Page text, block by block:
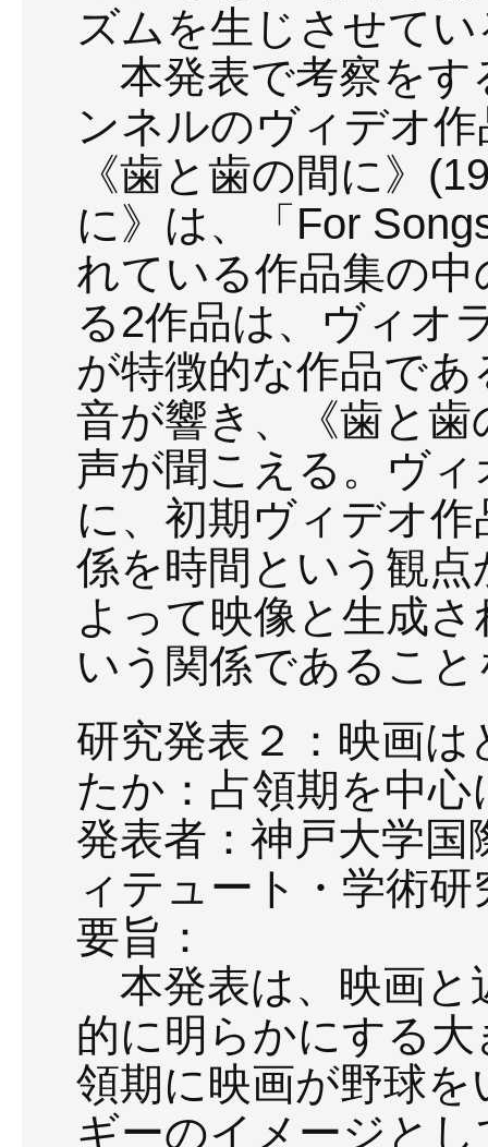
ズムを生じさせて
本発表で考察をす
ンネルのヴィデオ
《歯と歯の間に》
に》は、「For
れている作品集の
る2作品は、ヴィオ
が特徴的な作品で
音が響き、《歯と
声が聞こえる。ヴ
に、初期ヴィデオ
係を時間という観
よって映像と生成
いう関係であるこ
研究発表２：映画
たか：占領期を中心
発表者：神戸大学
ィテュート・学術
要旨：
本発表は、映画と
的に明らかにする
領期に映画が野球
ギーのイメージと